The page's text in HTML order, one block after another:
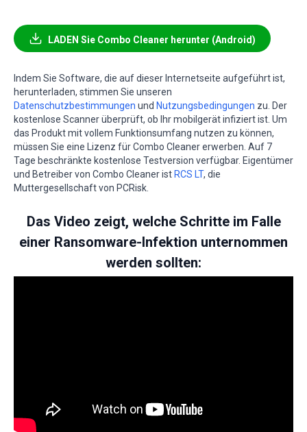
LADEN Sie Combo Cleaner herunter (Android)
Indem Sie Software, die auf dieser Internetseite aufgeführt ist,
herunterladen, stimmen Sie unseren
Datenschutzbestimmungen und Nutzungsbedingungen zu. Der
kostenlose Scanner überprüft, ob Ihr mobilgerät infiziert ist. Um
das Produkt mit vollem Funktionsumfang nutzen zu können,
müssen Sie eine Lizenz für Combo Cleaner erwerben. Auf 7
Tage beschränkte kostenlose Testversion verfügbar. Eigentümer
und Betreiber von Combo Cleaner ist RCS LT, die
Muttergesellschaft von PCRisk.
Das Video zeigt, welche Schritte im Falle
einer Ransomware-Infektion unternommen
werden sollten: